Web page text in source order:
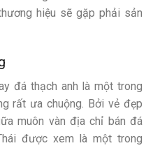
hiệu sẽ gặp phải sản
đá thạch anh là một trong
rất ưa chuộng. Bởi vẻ đẹp
muôn vàn địa chỉ bán đá
được xem là một trong